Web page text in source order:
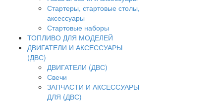
Стартеры, стартовые столы,
аксессуары
Стартовые наборы
ТОПЛИВО ДЛЯ МОДЕЛЕЙ
ДВИГАТЕЛИ И АКСЕССУАРЫ
(ДВС)
ДВИГАТЕЛИ (ДВС)
Свечи
ЗАПЧАСТИ И АКСЕССУАРЫ
ДЛЯ (ДВС)